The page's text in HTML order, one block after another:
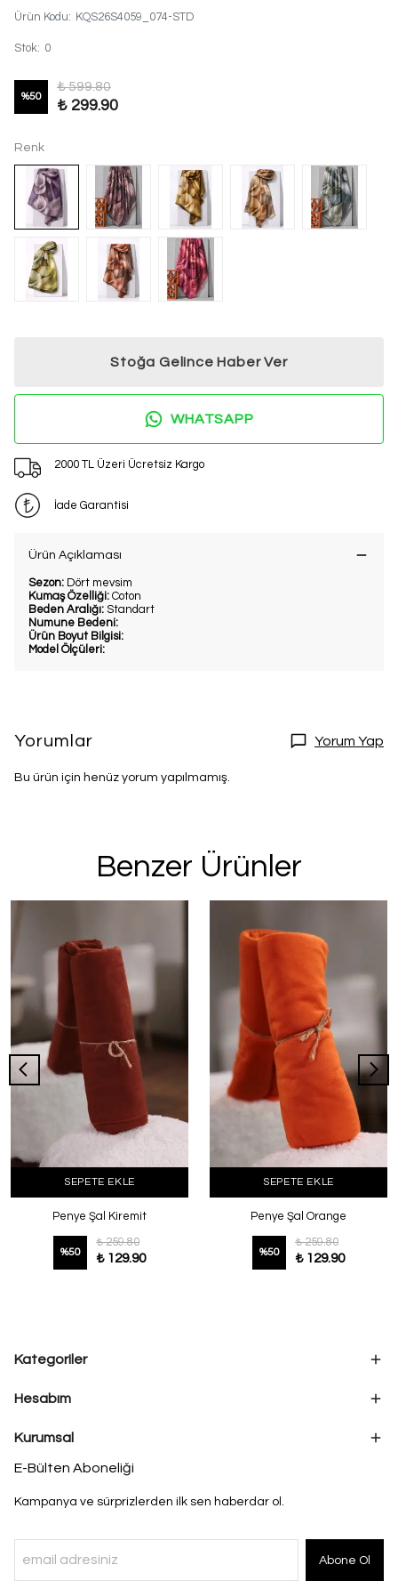
Ürün Kodu: KQS26S4059_074-STD
Stok: 0
%50
₺ 599.80
₺ 299.90
Renk
Stoğa Gelince Haber Ver
WHATSAPP
2000 TL Üzeri Ücretsiz Kargo
İade Garantisi
Ürün Açıklaması
Sezon: Dört mevsim
Kumaş Özelliği: Coton
Beden Aralığı: Standart
Numune Bedeni:
Ürün Boyut Bilgisi:
Model Ölçüleri:
Yorumlar Yorum Yap
Bu ürün için henüz yorum yapılmamış.
Benzer Ürünler
SEPETE EKLE
Penye Şal Kiremit
%50
₺ 259.80
₺ 129.90
SEPETE EKLE
Penye Şal Orange
%50
₺ 259.80
₺ 129.90
Kategoriler
Hesabım
Kurumsal
E-Bülten Aboneliği
Kampanya ve sürprizlerden ilk sen haberdar ol.
Abone Ol